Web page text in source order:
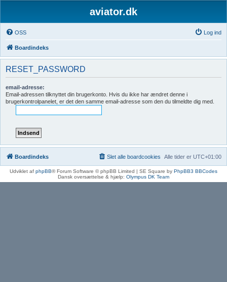
aviator.dk
OSS Log ind
Boardindeks
RESET_PASSWORD
email-adresse:
Email-adressen tilknyttet din brugerkonto. Hvis du ikke har ændret denne i
brugerkontrolpanelet, er det den samme email-adresse som den du tilmeldte dig med.
Boardindeks Alle tider er UTC+01:00
Slet alle boardcookies
Udviklet af phpBB® Forum Software © phpBB Limited | SE Square by PhpBB3 BBCodes
Dansk oversættelse & hjælp: Olympus DK Team